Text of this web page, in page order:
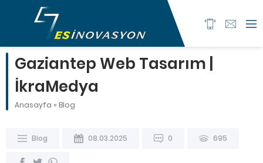
Gaziantep Web Tasarım |
İkraMedya
Anasayfa » Blog
Blog 08.03.2025 0 695